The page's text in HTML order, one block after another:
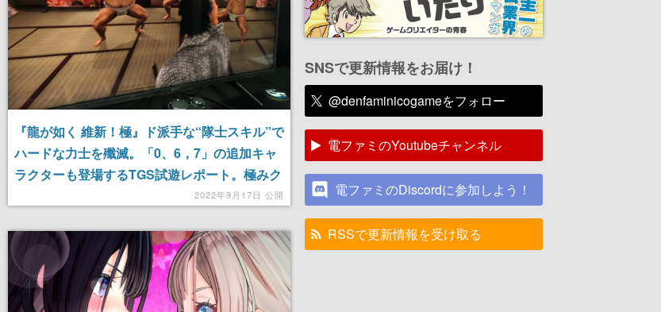
『龍が如く 維新！極』ド派手な“隊士スキル”で
ハードな力士を殲滅。「0、6，7」の追加キャ
ラクターも登場するTGS試遊レポート。極みク
オリティのドラマとコメディでてんこ盛りの試
2022年9月17日 公開
SNSで更新情報をお届け！
@denfaminicogameをフォロー
電ファミのYoutubeチャンネル
電ファミのDiscordに参加しよう！
RSSで更新情報を受け取る